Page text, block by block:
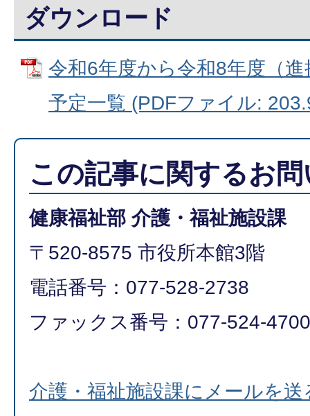
ダウンロード
令和6年度から令和8年度（
予定一覧 (PDFファイル:
この記事に関するお
健康福祉部 介護・福祉施設課
〒520-8575 市役所本館3階
電話番号：077-528-2738
ファックス番号：077-524-4700
介護・福祉施設課にメールを送